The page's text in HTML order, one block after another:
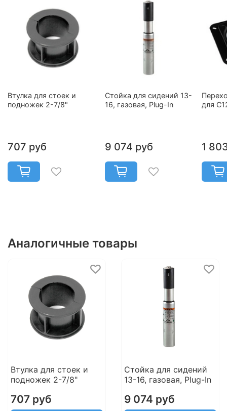
Втулка для стоек и
подножек 2-7/8"
707 руб
Стойка для сидений 13-
16, газовая, Plug-In
9 074 руб
для
1
Аналогичные товары
Втулка для стоек и
подножек 2-7/8"
707 руб
Стойка для сидений
13-16, газовая, Plug-In
9 074 руб